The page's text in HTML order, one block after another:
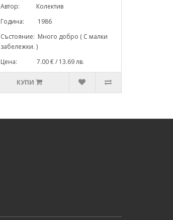
Автор: Колектив
Година: 1986
Състояние: Много добро ( С малки
забележки. )
Цена: 7.00 € / 13.69 лв.
КУПИ